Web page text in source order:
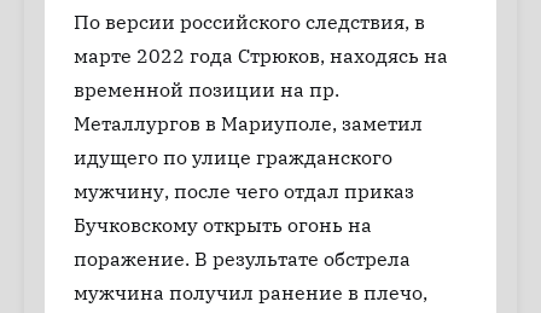
По версии российского следствия, в
марте 2022 года Стрюков, находясь на
временной позиции на пр.
Металлургов в Мариуполе, заметил
идущего по улице гражданского
мужчину, после чего отдал приказ
Бучковскому открыть огонь на
поражение. В результате обстрела
мужчина получил ранение в плечо,